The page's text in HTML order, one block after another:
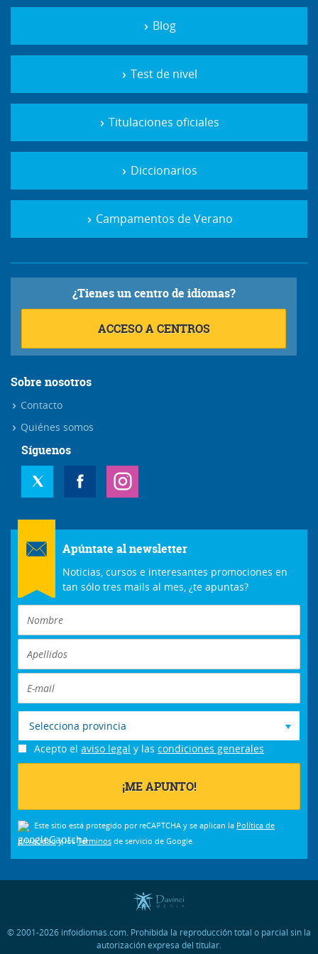
Blog
Test de nivel
Titulaciones oficiales
Diccionarios
Campamentos de Verano
¿Tienes un centro de idiomas?
ACCESO A CENTROS
Sobre nosotros
Contacto
Quiénes somos
Síguenos
Apúntate al newsletter
Noticias, cursos e interesantes promociones en
tan sólo tres mails al mes, ¿te apuntas?
Selecciona provincia
Acepto el aviso legal y las condiciones generales
Este sitio está protegido por reCAPTCHA y se aplican la Política de
privacidady losTérminos de servicio de Google.
© 2001-2026 infoidiomas.com. Prohibida la reproducción total o parcial sin la
autorización expresa del titular.